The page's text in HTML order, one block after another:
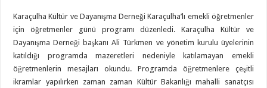
Karaçulha Kültür ve Dayanışma Derneği Karaçulha’lı emekli öğretmenler
için öğretmenler günü programı düzenledi. Karaçulha Kültür ve
Dayanışma Derneği başkanı Ali Türkmen ve yönetim kurulu üyelerinin
katıldığı programda mazeretleri nedeniyle katılamayan emekli
öğretmenlerin mesajları okundu. Programda öğretmenlere çeşitli
ikramlar yapılırken zaman zaman Kültür Bakanlığı mahalli sanatçısı